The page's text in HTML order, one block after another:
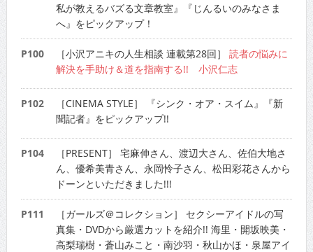
私が教えるバズる文章教室』『じんるいのみなさま
へ』をピックアップ！
P100 ［小沢アニキの人生相談 連載第28回］ 読者の悩みに
解決を手助け＆道を指南する!! 小沢仁志
P102
［CINEMA STYLE］ 『シンク・オア・スイム』『新
聞記者』をピックアップ!!
P104
［PRESENT］ 宅麻伸さん、渡辺大さん、佐伯大地さ
ん、優希美青さん、永岡怜子さん、松田彩花さんから
ドーンといただきました!!!
P111
［ガールズ＠コレクション］ セクシーアイドルの写
真集・DVDから厳選カットを紹介!! 海里・開坂映美・
高梨瑞樹・蒼山みこと・南沙羽・秋山かほ・泉屋アイ